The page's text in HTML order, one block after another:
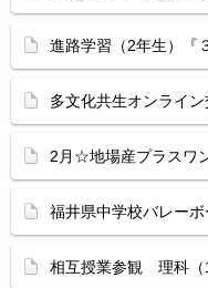
進路学習（2年生）『
多文化共生オンライン
2月☆地場産プラスワ
福井県中学校バレー
相互授業参観 理科（